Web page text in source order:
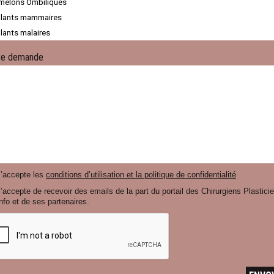
demande
les conditions d’utilisation et la politique de confidentialité
de recevoir des emails de la part du portail des Chirurgiens
Info et de ses partenaires.